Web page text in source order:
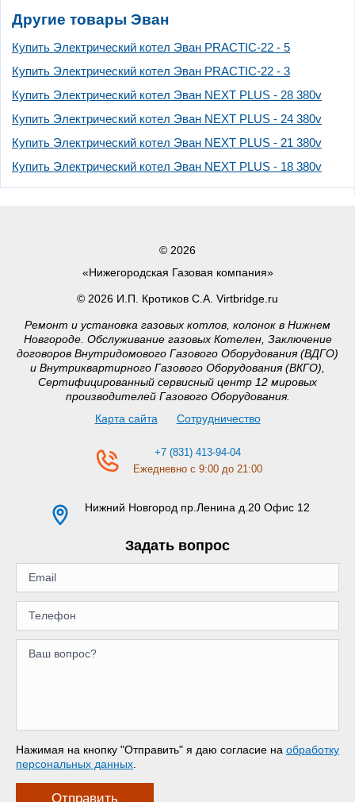
Другие товары Эван
Купить Электрический котел Эван PRACTIC-22 - 5
Купить Электрический котел Эван PRACTIC-22 - 3
Купить Электрический котел Эван NEXT PLUS - 28 380v
Купить Электрический котел Эван NEXT PLUS - 24 380v
Купить Электрический котел Эван NEXT PLUS - 21 380v
Купить Электрический котел Эван NEXT PLUS - 18 380v
© 2026
«Нижегородская Газовая компания»
© 2026 И.П. Кротиков С.А. Virtbridge.ru
Ремонт и установка газовых котлов, колонок в Нижнем
Новгороде. Обслуживание газовых Котелен, Заключение
договоров Внутридомового Газового Оборудования (ВДГО)
и Внутриквартирного Газового Оборудования (ВКГО),
Сертифицированный сервисный центр 12 мировых
производителей Газового Оборудования.
Карта сайта
Сотрудничество
+7 (831) 413-94-04
Ежедневно с 9:00 до 21:00
Нижний Новгород пр.Ленина д.20 Офис 12
Задать вопрос
Нажимая на кнопку "Отправить" я даю согласие на обработку
персональных данных
Отправить